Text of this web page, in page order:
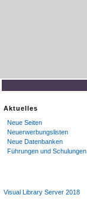
Aktuelles
Neue Seiten
Neuerwerbungslisten
Neue Datenbanken
Führungen und Schulungen
Visual Library Server 2018